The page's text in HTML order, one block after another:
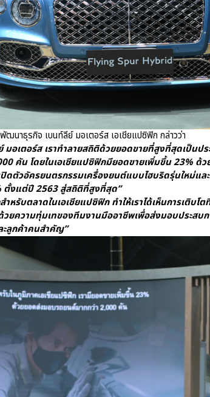
นาธุรกิจ เบนท์ลีย์ มอเตอร์ส เอเชียแปซิฟิก กล่าวว่า
มอเตอร์ส เราทำลายสถิติด้วยยอดขายที่สูงที่สุดเป็น
คัน โดยในเอเชียแปซิฟิกมียอดขายเพิ่มขึ้น 23%
ปิดตัวอัครยนตรกรรมเครื่องยนต์แบบไฮบริดรุ่นใหม่แ
ตั้งแต่ปี 2563 สู่สถิติที่สูงที่สุด”
รับตลาดในเอเชียแปซิฟิก ทำให้เราได้เห็นการเติบ
วยความทุ่มเทของทีมงานมืออาชีพเพื่อส่งมอบประสบ
ลูกค้าคนสำคัญ”